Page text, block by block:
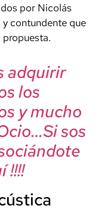
por Nicolás
contundente que
adquirir
los
y mucho
sos
!!!!